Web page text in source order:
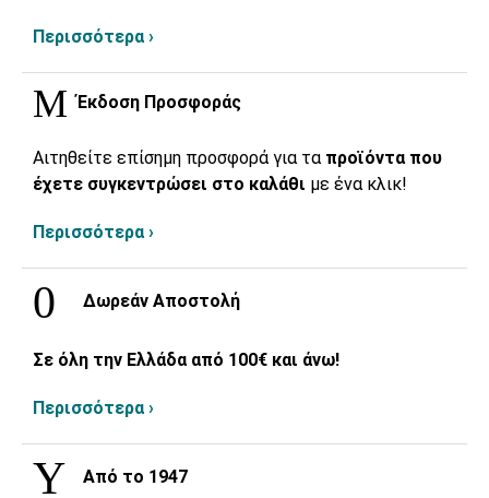
Περισσότερα ›
Έκδοση Προσφοράς
Αιτηθείτε επίσημη προσφορά για τα προϊόντα που
έχετε συγκεντρώσει στο καλάθι με ένα κλικ!
Περισσότερα ›
Δωρεάν Αποστολή
Σε όλη την Ελλάδα από 100€ και άνω!
Περισσότερα ›
Από το 1947